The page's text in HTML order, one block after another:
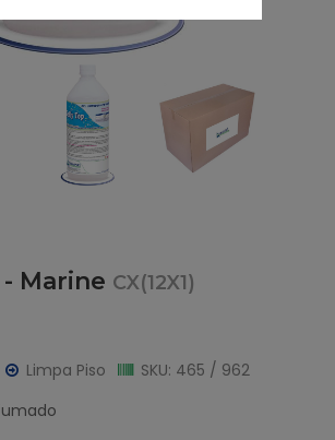
- Marine CX(12X1)
Limpa Piso
SKU: 465 / 962